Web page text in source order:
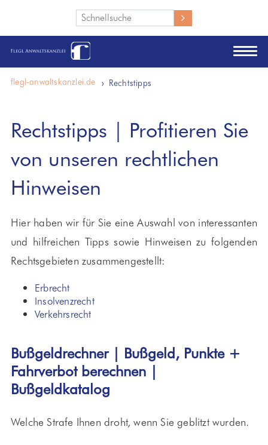
Wie können wir Ihnen helfen?
flegl-anwaltskanzlei.de Rechtstipps
Rechtstipps | Profitieren Sie
von unseren rechtlichen
Hinweisen
Hier haben wir für Sie eine Auswahl von interessanten
und hilfreichen Tipps sowie Hinweisen zu folgenden
Rechtsgebieten zusammengestellt:
Erbrecht
Insolvenzrecht
Verkehrsrecht
Bußgeldrechner | Bußgeld, Punkte +
Fahrverbot berechnen |
Bußgeldkatalog
Welche Strafe Ihnen droht, wenn Sie geblitzt wurden.